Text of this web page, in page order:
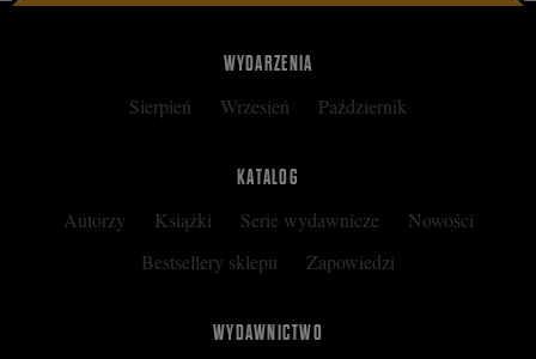
WYDARZENIA
Sierpień Wrzesień Październik
KATALOG
Autorzy Książki Serie wydawnicze
Nowości
Bestsellery sklepu
Zapowiedzi
WYDAWNICTWO